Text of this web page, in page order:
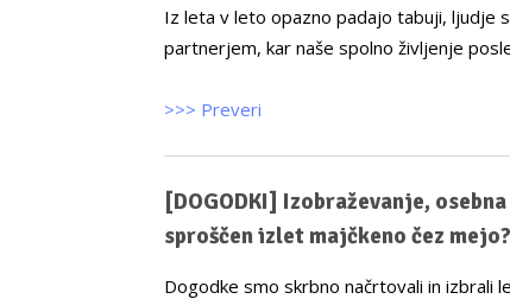
Iz leta v leto opazno padajo tabuji, ljudje
partnerjem, kar naše spolno življenje
>>> Preveri
[DOGODKI] Izobraževanje,
sproščen izlet majčkeno čez mejo?
Dogodke smo skrbno načrtovali in izbrali